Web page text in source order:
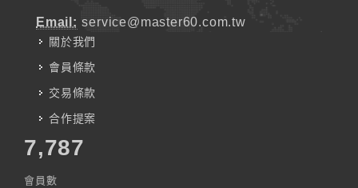
Email: service@master60.com.tw
關於我們
會員條款
交易條款
合作提案
7,787
會員數